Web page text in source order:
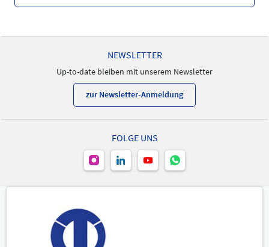
NEWSLETTER
Up-to-date bleiben mit unserem Newsletter
zur Newsletter-Anmeldung
FOLGE UNS